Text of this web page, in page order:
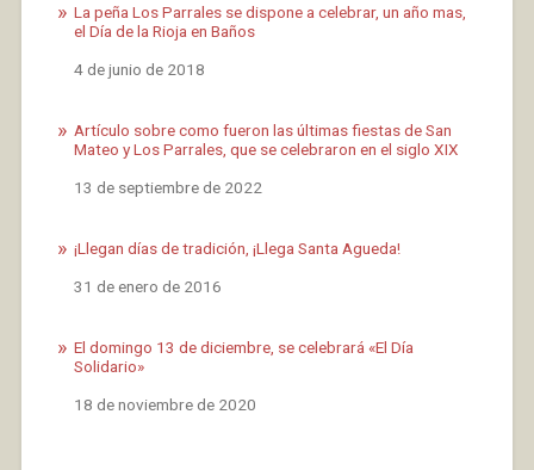
La peña Los Parrales se dispone a celebrar, un año mas,
el Día de la Rioja en Baños
Fecha
4 de junio de 2018
Artículo sobre como fueron las últimas fiestas de San
Mateo y Los Parrales, que se celebraron en el siglo XIX
Fecha
13 de septiembre de 2022
¡Llegan días de tradición, ¡Llega Santa Agueda!
Fecha
31 de enero de 2016
El domingo 13 de diciembre, se celebrará «El Día
Solidario»
Fecha
18 de noviembre de 2020